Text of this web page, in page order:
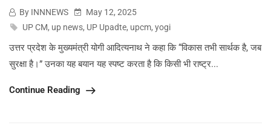
By INNNEWS
May 12, 2025
UP CM, up news, UP Upadte, upcm, yogi
उत्तर प्रदेश के मुख्यमंत्री योगी आदित्यनाथ ने कहा कि “विकास तभी सार्थक है, जब
सुरक्षा है।” उनका यह बयान यह स्पष्ट करता है कि किसी भी राष्ट्र...
Continue Reading